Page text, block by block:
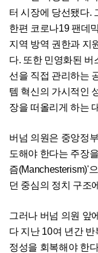
터 시장에 당선됐다.
한편 코로나19 팬데
지역 방역 권한과 지
다. 또한 민영화된 버
선을 직접 관리하는
템 혁신의 가시적인
장을 떠올리게 하는
버넘 의원은 중앙정
도해야 한다는 주장
즘(Manchesterism)'
던 중심의 정치 구조
그러나 버넘 의원 앞
다 지난 10여 년간
정성을 회복해야 한